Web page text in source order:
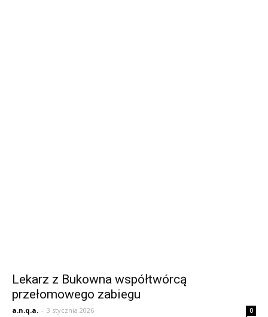
Lekarz z Bukowna współtwórcą
przełomowego zabiegu
a.n.q.a. - 3 stycznia 2026 0